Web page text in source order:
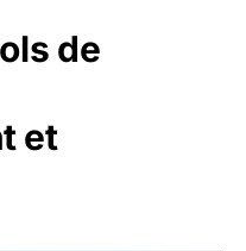
de
et